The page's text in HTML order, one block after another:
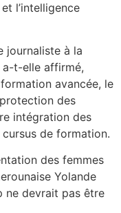
l’intelligence
journaliste à la
a-t-elle affirmé,
avancée, le
des
intégration des
de formation.
des femmes
Yolande
ne devrait pas être